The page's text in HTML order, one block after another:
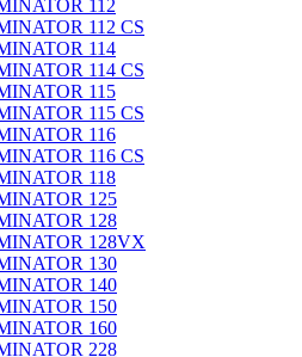
112
112 CS
114
114 CS
115
115 CS
116
116 CS
118
125
128
128VX
130
140
150
160
228